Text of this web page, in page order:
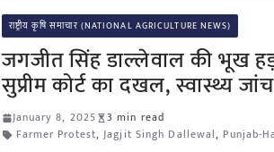
राष्ट्रीय कृषि समाचार (NATIONAL AGRICULTURE NEWS)
जगजीत सिंह डाल्लेवाल की भूख
सुप्रीम कोर्ट का दखल, स्वास्थ्य
January 8, 2025
3 min read
Farmer Protest,Jagjit Singh Dallewal, Punjab-